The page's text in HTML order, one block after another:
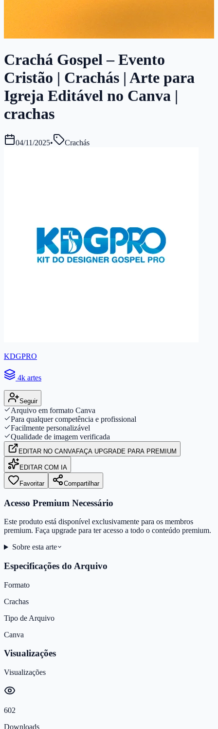
Crachá Gospel – Evento
Cristão | Crachás | Arte para
Igreja Editável no Canva |
crachas
04/11/2025• Crachás
KDGPRO
4k artes
Seguir
Arquivo em formato Canva
Para qualquer competência e profissional
Facilmente personalizável
Qualidade de imagem verificada
EDITAR NO CANVAFAÇA UPGRADE PARA PREMIUM
EDITAR COM IA
Favoritar Compartilhar
Acesso Premium Necessário
Este produto está disponível exclusivamente para os membros
premium. Faça upgrade para ter acesso a todo o conteúdo premium.
Sobre esta arte
Especificações do Arquivo
Formato
Crachas
Tipo de Arquivo
Canva
Visualizações
Visualizações
602
Downloads